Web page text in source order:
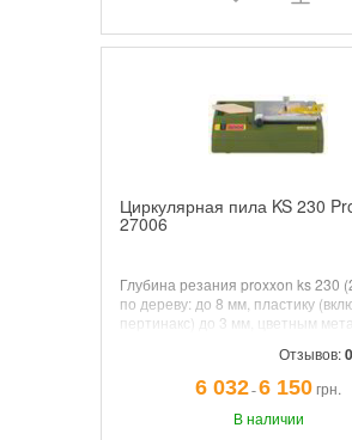
Циркулярная пила KS 230
27006
Глубина резания proxxon ks 230
по дереву: до 8 мм, пластику
пертинакс) до 3 мм, цветным
на proxxon ks 230, можно резать
стеклопластик.
Отзывов:0
6 032¯6 150грн.
В наличии